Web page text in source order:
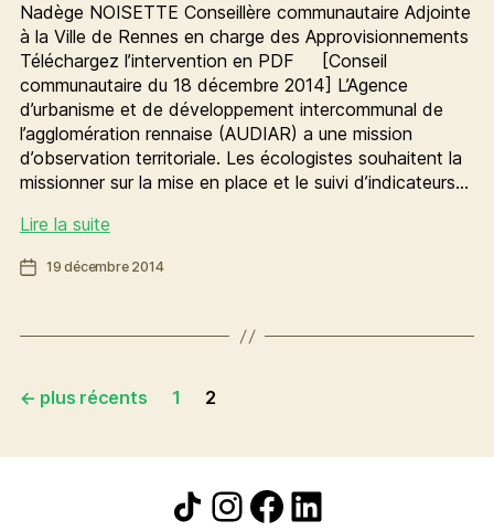
Nadège NOISETTE Conseillère communautaire Adjointe
à la Ville de Rennes en charge des Approvisionnements
Téléchargez l’intervention en PDF [Conseil
communautaire du 18 décembre 2014] L’Agence
d’urbanisme et de développement intercommunal de
l’agglomération rennaise (AUDIAR) a une mission
d’observation territoriale. Les écologistes souhaitent la
missionner sur la mise en place et le suivi d’indicateurs…
Lire la suiteDes
énergétiques
Date19 décembre 2014
Pagination
publications
← plus récents 1 2
Icône de partage
Instagram
Facebook
LinkedIn